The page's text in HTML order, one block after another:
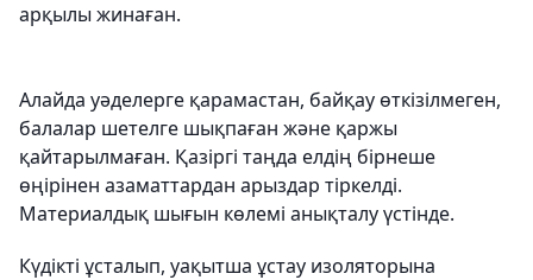
арқылы жинаған.
Алайда уәделерге қарамастан, байқау өткізілмеген,
балалар шетелге шықпаған және қаржы
қайтарылмаған. Қазіргі таңда елдің бірнеше
өңірінен азаматтардан арыздар тіркелді.
Материалдық шығын көлемі анықталу үстінде.
Күдікті ұсталып, уақытша ұстау изоляторына